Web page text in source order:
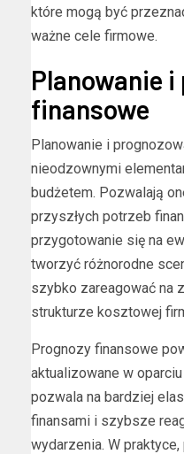
które mogą być
ważne cele firmowe.
Planowanie
finansowe
Planowanie i
nieodzownymi
budżetem. Pozwalają
przyszłych potrzeb
przygotowanie się na
tworzyć różnorodne
szybko zareagować na
strukturze kosztowej
Prognozy finansowe
aktualizowane w
pozwala na bardziej
finansami i szybsze
wydarzenia. W